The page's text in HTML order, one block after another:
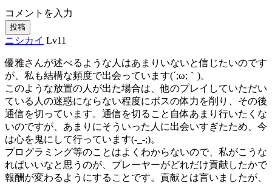
コメントを入力
投稿
ニシカイ Lv11
優雅さんが述べるような人はあまりいないと信じたいのです
が、私も結構な頻度で出会っています(´;ω;｀)。
このような放置の人が出た場合は、他のプレイしていただい
ている人の迷惑にならない程度にボスの体力を削り、その後
通信を切っています。通信を切ること自体あまり行いたくな
いのですが、あまりにそういった人に出会いすぎたため、今
は心を鬼にして行っています(-_-;)。
プログラミング等のことはよくわからないので、私がこうな
ればいいなと思うのが、プレーヤーがどれだけ貢献したかで
報酬が変わるようにすることです。貢献とは言いましたが、